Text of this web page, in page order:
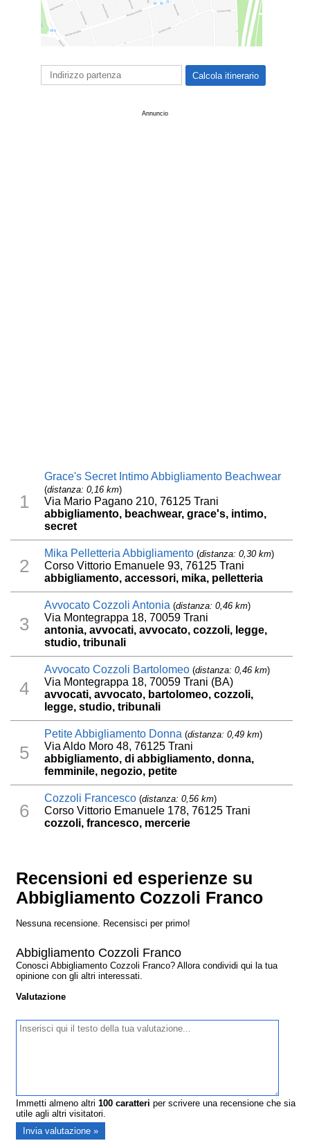
Annuncio
1
Grace's Secret Intimo Abbigliamento Beachwear
(distanza: 0,16 km)
Via Mario Pagano 210, 76125 Trani
abbigliamento, beachwear, grace's, intimo,
secret
2
Mika Pelletteria Abbigliamento (distanza: 0,30 km)
Corso Vittorio Emanuele 93, 76125 Trani
abbigliamento, accessori, mika, pelletteria
3
Avvocato Cozzoli Antonia (distanza: 0,46 km)
Via Montegrappa 18, 70059 Trani
antonia, avvocati, avvocato, cozzoli, legge,
studio, tribunali
4
Avvocato Cozzoli Bartolomeo (distanza: 0,46 km)
Via Montegrappa 18, 70059 Trani (BA)
avvocati, avvocato, bartolomeo, cozzoli,
legge, studio, tribunali
5
Petite Abbigliamento Donna (distanza: 0,49 km)
Via Aldo Moro 48, 76125 Trani
abbigliamento, di abbigliamento, donna,
femminile, negozio, petite
6
Cozzoli Francesco (distanza: 0,56 km)
Corso Vittorio Emanuele 178, 76125 Trani
cozzoli, francesco, mercerie
Recensioni ed esperienze su
Abbigliamento Cozzoli Franco
Nessuna recensione. Recensisci per primo!
Abbigliamento Cozzoli Franco
Conosci Abbigliamento Cozzoli Franco? Allora condividi qui la tua
opinione con gli altri interessati.
Valutazione
Immetti almeno altri100 caratteri per scrivere una recensione che sia
utile agli altri visitatori.